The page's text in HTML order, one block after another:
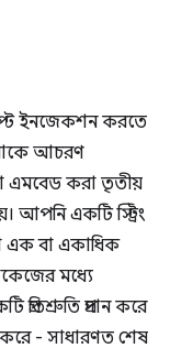
ইনজেকশন করতে
আচরণ
এমবেড করা তৃতীয়
আপনি একটি স্ট্রিং
এক বা একাধিক
মধ্যে
প্রদান করে
করে - সাধারণত শেষ